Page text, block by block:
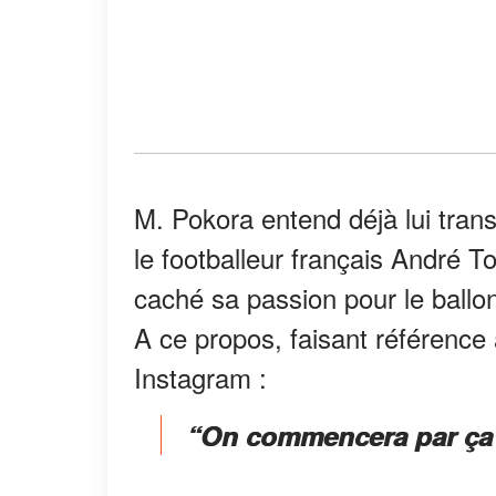
M. Pokora entend déjà lui
le footballeur français André
caché sa passion pour le
A ce propos, faisant
Instagram :
“On commencera par